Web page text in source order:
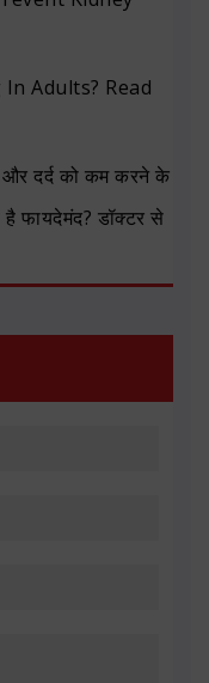
Adults? Read
और दर्द को कम करने के
है फायदेमंद? डॉक्टर से